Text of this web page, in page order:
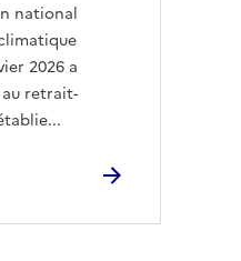
national
2026 a
retrait-